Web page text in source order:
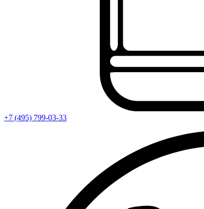
+7 (495) 799-03-33